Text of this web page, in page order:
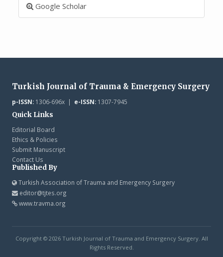
Google Scholar
Turkish Journal of Trauma & Emergency Surgery
p-ISSN:1306-696x | e-ISSN:1307-7945
Quick Links
Editorial Board
Ethics & Policies
Submit Manuscript
Contact Us
Published By
Turkish Association of Trauma and Emergency Surgery
editor@tjtes.org
www.travma.org
Copyright © 2026 Turkish Journal of Trauma and Emergency Surgery. All
Rights Reserved.